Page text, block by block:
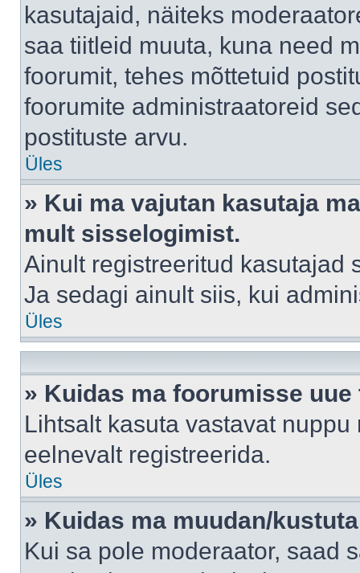
kasutajaid, näiteks
saa tiitleid muuta, kuna need
foorumit, tehes mõttetuid
foorumite administraatoreid
postituste arvu.
Üles
» Kui ma vajutan kasutaja
mult sisselogimist.
Ainult registreeritud kasutajad
Ja sedagi ainult siis, kui
Üles
» Kuidas ma foorumisse uue
Lihtsalt kasuta vastavat
eelnevalt registreerida.
Üles
» Kuidas ma muudan/
Kui sa pole moderaator, saad